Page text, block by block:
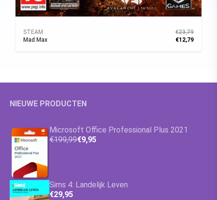
STEAM
Mad Max
€23,79
€12,79
NIEUWE PRODUCTEN
Microsoft Office Professional Plus 2021
€199,99€9,95
Sims 4: Landelijk Leven
€29,95